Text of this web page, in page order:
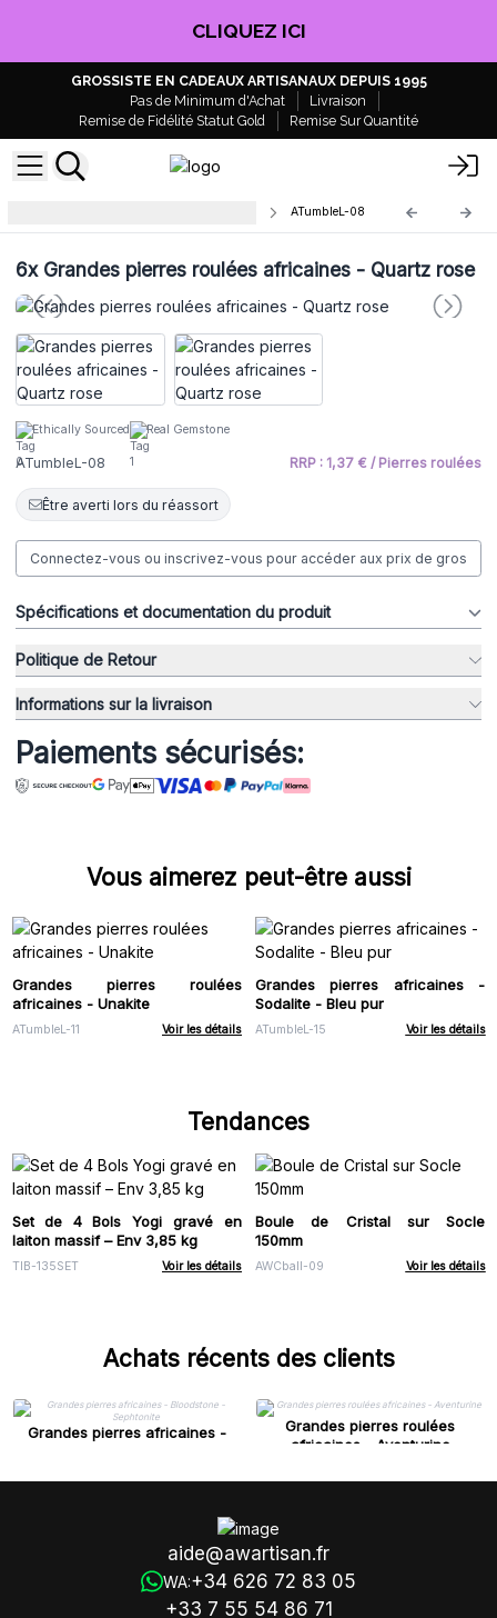
CLIQUEZ ICI
GROSSISTE EN CADEAUX ARTISANAUX DEPUIS 1995
Pas de Minimum d'Achat
Livraison
Remise de Fidélité Statut Gold
Remise Sur Quantité
ATumbleL-08
6xGrandes pierres roulées africaines - Quartz rose
Ethically Sourced Real Gemstone
ATumbleL-08 RRP : 1,37 € / Pierres roulées
Être averti lors du réassort
Connectez-vous ou inscrivez-vous pour accéder aux prix de gros
Spécifications et documentation du produit
Politique de Retour
Informations sur la livraison
Paiements sécurisés:
Vous aimerez peut-être aussi
Grandes pierres roulées
africaines - Unakite
ATumbleL-11 Voir les détails
Grandes pierres africaines -
Sodalite - Bleu pur
ATumbleL-15 Voir les détails
Tendances
Set de 4 Bols Yogi gravé en
laiton massif – Env 3,85 kg
TIB-135SET Voir les détails
Boule de Cristal sur Socle
150mm
AWCball-09 Voir les détails
Achats récents des clients
Grandes pierres africaines -
Grandes pierres roulées
africaines - Aventurine
aide@awartisan.fr
WA:+34 626 72 83 05
+33 7 55 54 86 71